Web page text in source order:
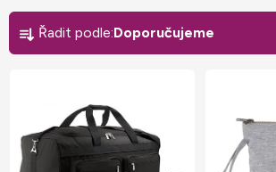
Ř
z
p
Řadit podle:Doporučujeme